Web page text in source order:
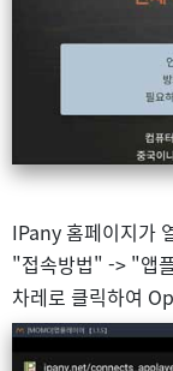
IPany 홈페이지가
"접속방법" -> "앱
차레로 클릭하여